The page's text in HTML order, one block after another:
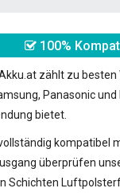
100%
zählt zu
Panasonic
bietet.
kompatibel
überprüfen
Schichten